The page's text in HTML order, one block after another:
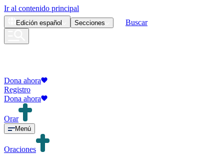
Ir al contenido principal
Edición español Secciones Buscar
Dona ahora
Registro
Dona ahora
Orar
Menú
Oraciones